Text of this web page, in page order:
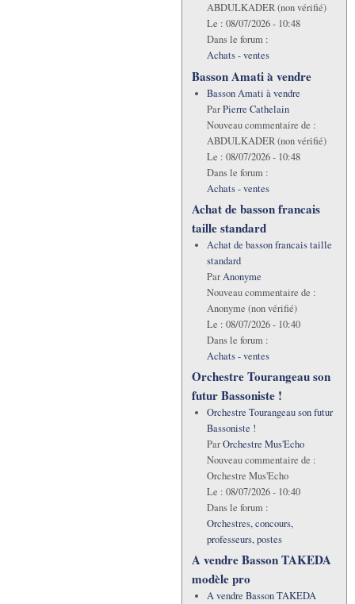
ABDULKADER (non vérifié)
Le : 08/07/2026 - 10:48
Dans le forum :
Achats - ventes
Basson Amati à vendre
Basson Amati à vendre
ParPierre Cathelain
Nouveau commentaire de :
ABDULKADER (non vérifié)
Le : 08/07/2026 - 10:48
Dans le forum :
Achats - ventes
Achat de basson francais
taille standard
Achat de basson francais taille
standard
ParAnonyme
Nouveau commentaire de :
Anonyme (non vérifié)
Le : 08/07/2026 - 10:40
Dans le forum :
Achats - ventes
Orchestre Tourangeau son
futur Bassoniste !
Orchestre Tourangeau son futur
Bassoniste !
ParOrchestre Mus'Echo
Nouveau commentaire de :
Orchestre Mus'Echo
Le : 08/07/2026 - 10:40
Dans le forum :
Orchestres, concours,
professeurs, postes
A vendre Basson TAKEDA
modèle pro
A vendre Basson TAKEDA